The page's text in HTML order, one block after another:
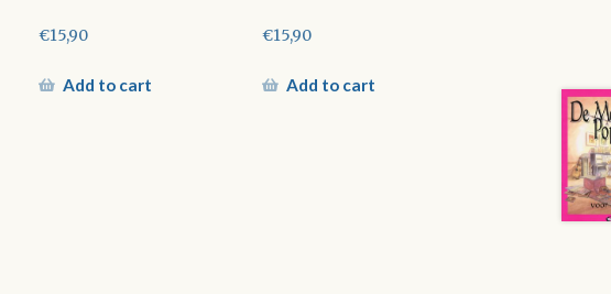
€15,90
Add to cart
€15,90
Add to cart